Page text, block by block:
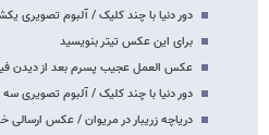
دور دنیا با چند کلیک / آلبوم تصویری یکشنبه 6
برای این عکس تیتر بنویسید
عکس العمل عجیب پسرم بعد از دیدن
دور دنیا با چند کلیک / آلبوم تصویری سه شنبه 8
دریاچه زریبار در مریوان / عکس ارسالی